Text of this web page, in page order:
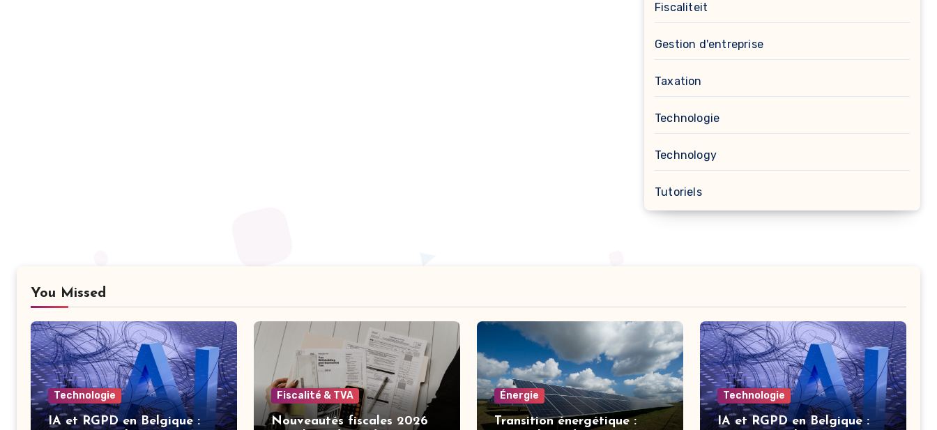
Fiscaliteit
Gestion d'entreprise
Taxation
Technologie
Technology
Tutoriels
You Missed
Technologie
IA et RGPD en Belgique :
Fiscalité & TVA
Nouveautés fiscales 2026
Énergie
Transition énergétique :
Technologie
IA et RGPD en Belgique :